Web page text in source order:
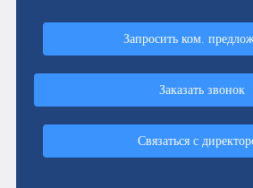
Запросить ком.
Заказать звонок
Связаться с